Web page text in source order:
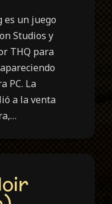
es un juego
Studios y
THQ para
PC. La
a la venta